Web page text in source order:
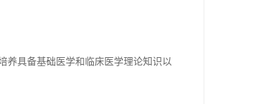
养具备基础医学和临床医学理论知识以